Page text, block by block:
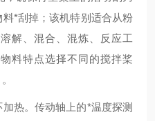
*刮掉；该机特别适合从粉
解、混合、混炼、反应工
料特点选择不同的搅拌桨
热。传动轴上的*温度探测